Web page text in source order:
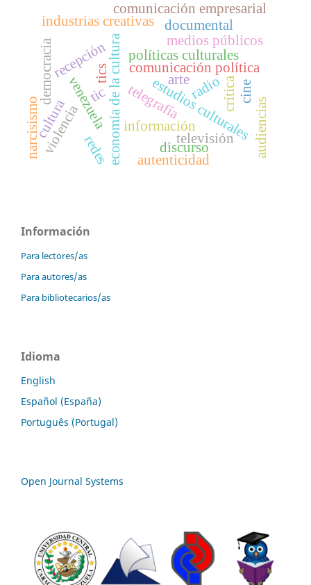
estudios culturales
economía de la cultura comunicación política
políticas culturales
industrias creativas
comunicación empresarial
información audiencias
recepción
radio
venezuela
medios públicos
democracia
violencia televisión
telegrafía
discurso
autenticidad
crítica
cultura
cine
narcisismo
documental
tic
arte
redes
tics
Información
Para lectores/as
Para autores/as
Para bibliotecarios/as
Idioma
English
Español (España)
Português (Portugal)
Open Journal Systems